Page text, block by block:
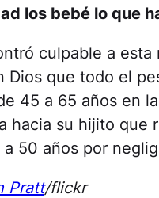
los bebé lo que
culpable a
Dios que todo el
45 a 65 años en
hacia su hijito que
50 años por
Pratt/flickr